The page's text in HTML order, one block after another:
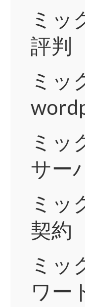
ミッ
評判
ミッ
ミッ
サー
ミッ
契約
ミッ
ワー